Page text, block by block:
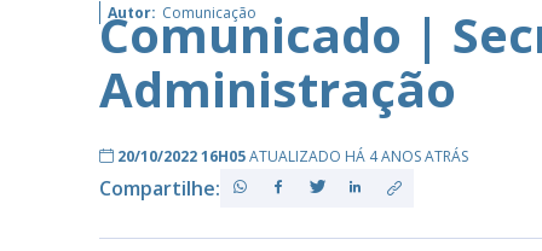
Mamanguape
Autor: Comunicação
Comunicado |
Administração
20/10/2022 16H05ATUALIZADO HÁ 4 ANOS ATRÁS
Compartilhe: